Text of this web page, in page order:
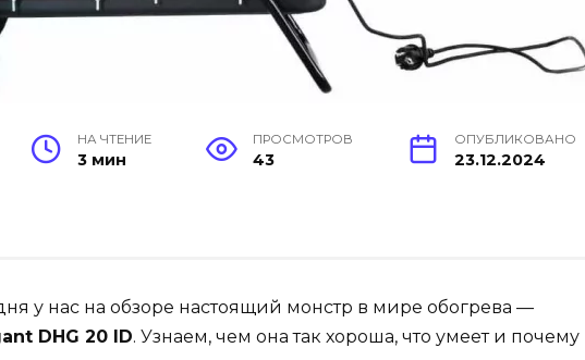
НА ЧТЕНИЕ
3 мин
ПРОСМОТРОВ
43
ОПУБЛИКОВАНО
23.12.2024
у нас на обзоре настоящий монстр в мире обогрева —
DHG 20 ID. Узнаем, чем она так хороша, что умеет и почему